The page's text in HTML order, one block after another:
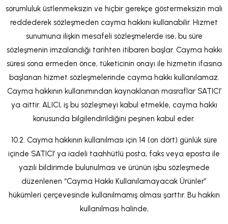
sorumluluk üstlenmeksizin ve hiçbir gerekçe göstermeksizin malı
reddederek sözleşmeden cayma hakkını kullanabilir. Hizmet
sunumuna ilişkin mesafeli sözleşmelerde ise, bu süre
sözleşmenin imzalandığı tarihten itibaren başlar. Cayma hakkı
süresi sona ermeden önce, tüketicinin onayı ile hizmetin ifasına
başlanan hizmet sözleşmelerinde cayma hakkı kullanılamaz.
Cayma hakkının kullanımından kaynaklanan masraflar SATICI’
ya aittir. ALICI, iş bu sözleşmeyi kabul etmekle, cayma hakkı
konusunda bilgilendirildiğini peşinen kabul eder.
10.2. Cayma hakkının kullanılması için 14 (on dört) günlük süre
içinde SATICI’ ya iadeli taahhütlü posta, faks veya eposta ile
yazılı bildirimde bulunulması ve ürünün işbu sözleşmede
düzenlenen “Cayma Hakkı Kullanılamayacak Ürünler”
hükümleri çerçevesinde kullanılmamış olması şarttır. Bu hakkın
kullanılması halinde,